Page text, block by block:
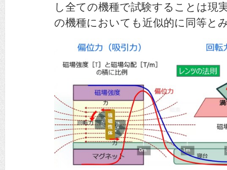
し全ての機種で試験することは現
の機種においても近似的に同等と